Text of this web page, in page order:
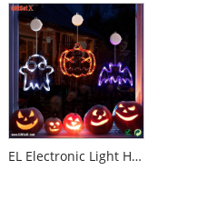
EL Electronic Light Holiday Christmas Halloween Party -lahjasetit